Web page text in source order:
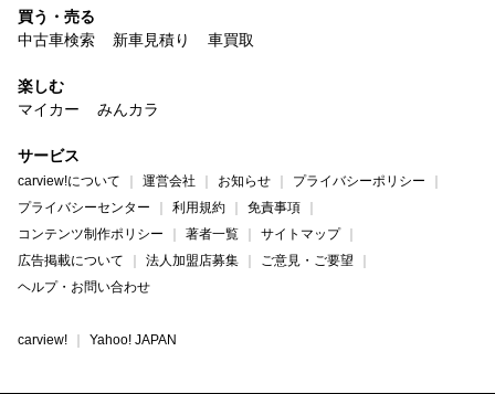
買う・売る
中古車検索
新車見積り 車買取
楽しむ
マイカー
みんカラ
サービス
carview!について 運営会社 お知らせ
プライバシーポリシー
プライバシーセンター
利用規約
免責事項
コンテンツ制作ポリシー
著者一覧
サイトマップ
広告掲載について
法人加盟店募集
ご意見・ご要望
ヘルプ・お問い合わせ
carview! Yahoo! JAPAN